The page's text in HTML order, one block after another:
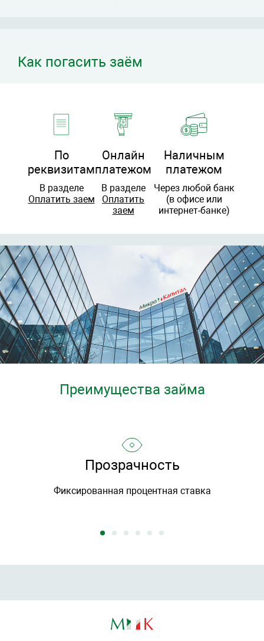
Как погасить заём
По
реквизитам
В разделе
Оплатить заем
Онлайн
платежом
В разделе
Оплатить
заем
Наличным
платежом
Через любой банк
(в офисе или
интернет-банке)
Преимущества займа
Прозрачность
Фиксированная процентная ставка